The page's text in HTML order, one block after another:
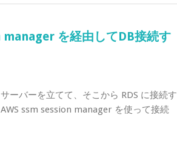
を経由してDB接続す
ーバーを立てて、そこから RDS に接続す
ssm session manager を使って接続